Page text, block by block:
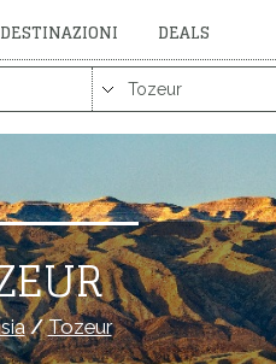
DESTINAZIONI DEALS
/Tozeur